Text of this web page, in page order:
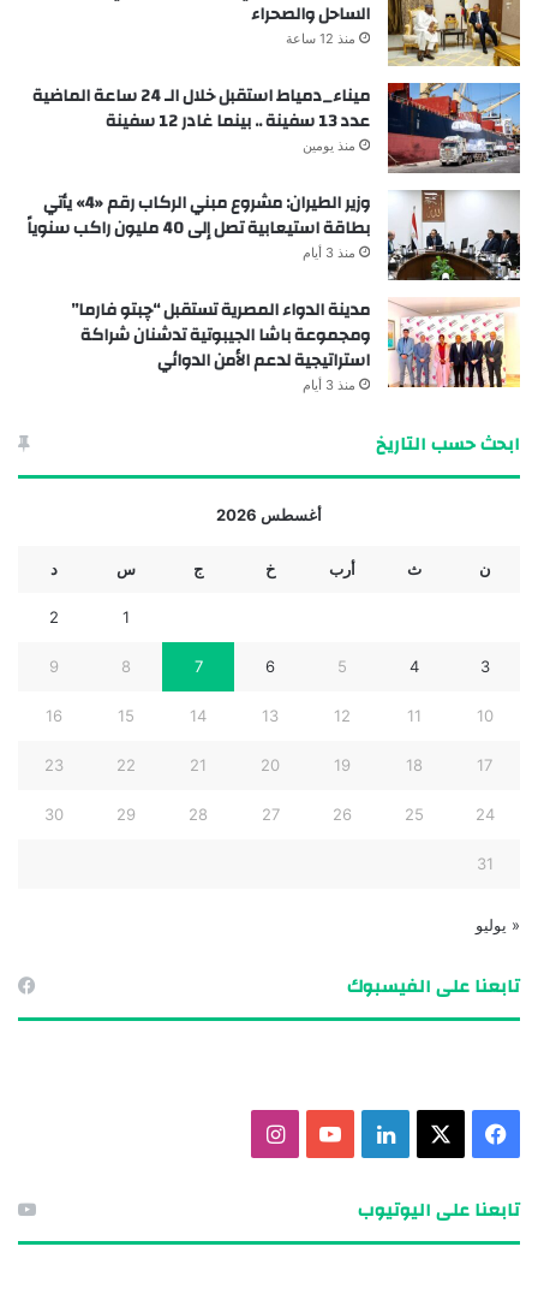
الساحل والصحراء
منذ 12 ساعة
ميناء_دمياط استقبل خلال الـ 24 ساعة الماضية
عدد 13 سفينة .. بينما غادر 12 سفينة
منذ يومين
وزير الطيران: مشروع مبني الركاب رقم «4» يأتي
بطاقة استيعابية تصل إلى 40 مليون راكب سنوياً
منذ 3 أيام
مدينة الدواء المصرية تستقبل “چبتو فارما”
ومجموعة باشا الجيبوتية تدشنان شراكة
استراتيجية لدعم الأمن الدوائي
منذ 3 أيام
ابحث حسب التاريخ
أغسطس 2026
ن ث أرب خ ج س د
1
2
3
4
5
6
7
8
9
10
11
12
13
14
15
16
17
18
19
20
21
22
23
24
25
26
27
28
29
30
31
« يوليو
تابعنا على الفيسبوك
تابعنا على اليوتيوب